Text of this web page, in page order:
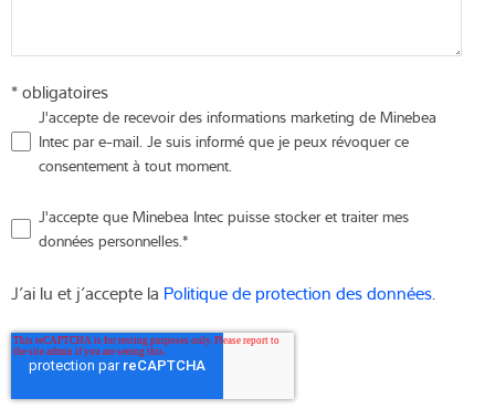
* obligatoires
J'accepte de recevoir des informations marketing de Minebea
Intec par e-mail. Je suis informé que je peux révoquer ce
consentement à tout moment.
J'accepte que Minebea Intec puisse stocker et traiter mes
données personnelles.*
J’ai lu et j’accepte la Politique de protection des données.